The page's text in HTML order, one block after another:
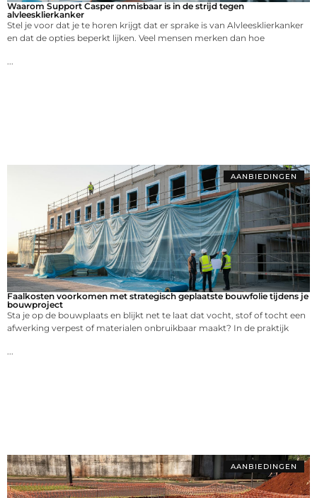
Waarom Support Casper onmisbaar is in de strijd tegen
alvleesklierkanker
Stel je voor dat je te horen krijgt dat er sprake is van Alvleesklierkanker
en dat de opties beperkt lijken. Veel mensen merken dan hoe
AANBIEDINGEN
Faalkosten voorkomen met strategisch geplaatste bouwfolie tijdens je
bouwproject
Sta je op de bouwplaats en blijkt net te laat dat vocht, stof of tocht een
afwerking verpest of materialen onbruikbaar maakt? In de praktijk
AANBIEDINGEN